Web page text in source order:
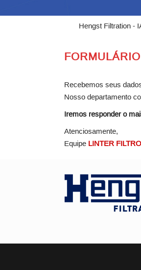
Hengst Filtration -
Recebemos seus
Nosso departamento
Iremos responder o
Atenciosamente,
Equipe LINTER